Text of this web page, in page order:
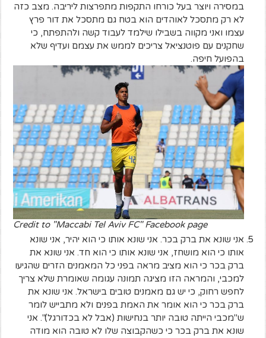
במסירה ויוצר בעל כורחו התקפות מתפרצות ליריבה. מצב כזה
לא רק מתסכל לאוהדים הוא בטח גם מתסכל את דור פרץ
עצמו ואני מקווה בשבילו שילמד לעבוד קשה ולהתפתח, כי
שחקנים עם פוטנציאל צריכים לממש את עצמם ועדיף שלא
בהפועל חיפה.
Credit to "Maccabi Tel Aviv FC" Facebook page
אני שונא את ברק בכר. אני שונא אותו כי הוא יהיר, אני שונא
אותו כי הוא מושחז, אני שונא אותו כי הוא חד. אני שונא את
ברק בכר כי הוא מציב מראה בפני כל המאמנים הזרים שהגיעו
למכבי, והמראה הזו מציגה תמונה עגומה שאומרת שלא צריך
לחפש רחוק, כי יש גם מאמנים טובים בישראל. אני שונא את
ברק בכר כי הוא אומר את האמת בפנים ולא מתבייש לומר
ש"מכבי הייתה טובה יותר בנחישות (אבל לא בכדורגל)". אני
שונא את ברק בכר כי כשהקבוצה שלו לא טובה הוא מודה